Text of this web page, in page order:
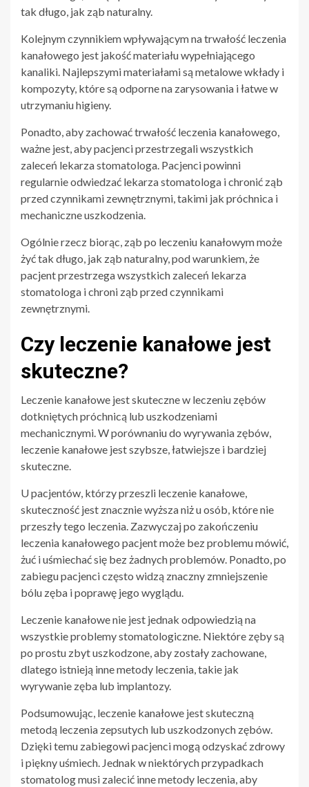
tak długo, jak ząb naturalny.
Kolejnym czynnikiem wpływającym na trwałość leczenia
kanałowego jest jakość materiału wypełniającego
kanaliki. Najlepszymi materiałami są metalowe wkłady i
kompozyty, które są odporne na zarysowania i łatwe w
utrzymaniu higieny.
Ponadto, aby zachować trwałość leczenia kanałowego,
ważne jest, aby pacjenci przestrzegali wszystkich
zaleceń lekarza stomatologa. Pacjenci powinni
regularnie odwiedzać lekarza stomatologa i chronić ząb
przed czynnikami zewnętrznymi, takimi jak próchnica i
mechaniczne uszkodzenia.
Ogólnie rzecz biorąc, ząb po leczeniu kanałowym może
żyć tak długo, jak ząb naturalny, pod warunkiem, że
pacjent przestrzega wszystkich zaleceń lekarza
stomatologa i chroni ząb przed czynnikami
zewnętrznymi.
Czy leczenie kanałowe jest
skuteczne?
Leczenie kanałowe jest skuteczne w leczeniu zębów
dotkniętych próchnicą lub uszkodzeniami
mechanicznymi. W porównaniu do wyrywania zębów,
leczenie kanałowe jest szybsze, łatwiejsze i bardziej
skuteczne.
U pacjentów, którzy przeszli leczenie kanałowe,
skuteczność jest znacznie wyższa niż u osób, które nie
przeszły tego leczenia. Zazwyczaj po zakończeniu
leczenia kanałowego pacjent może bez problemu mówić,
żuć i uśmiechać się bez żadnych problemów. Ponadto, po
zabiegu pacjenci często widzą znaczny zmniejszenie
bólu zęba i poprawę jego wyglądu.
Leczenie kanałowe nie jest jednak odpowiedzią na
wszystkie problemy stomatologiczne. Niektóre zęby są
po prostu zbyt uszkodzone, aby zostały zachowane,
dlatego istnieją inne metody leczenia, takie jak
wyrywanie zęba lub implantozy.
Podsumowując, leczenie kanałowe jest skuteczną
metodą leczenia zepsutych lub uszkodzonych zębów.
Dzięki temu zabiegowi pacjenci mogą odzyskać zdrowy
i piękny uśmiech. Jednak w niektórych przypadkach
stomatolog musi zalecić inne metody leczenia, aby